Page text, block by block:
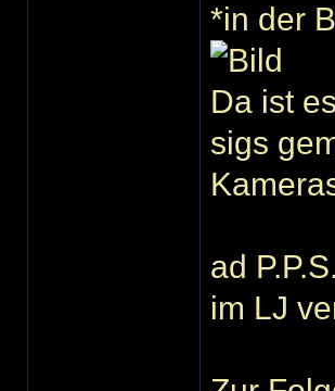
*in der
Da ist
sigs
ad
im LJ